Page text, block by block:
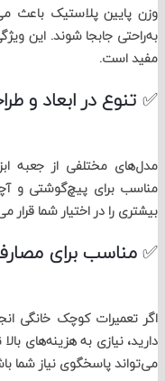
پلاستیک باعث می‌شود
جابجا شوند. این ویژگی برای
در ابعاد و طراحی
مختلفی از جعبه ابزارهای
برای پیچ‌گوشتی و آچار،
را در اختیار شما قرار می‌دهد.
برای مصارف
کوچک خانگی انجام
نیازی به هزینه‌های بالا
پاسخگوی نیاز شما باشد.